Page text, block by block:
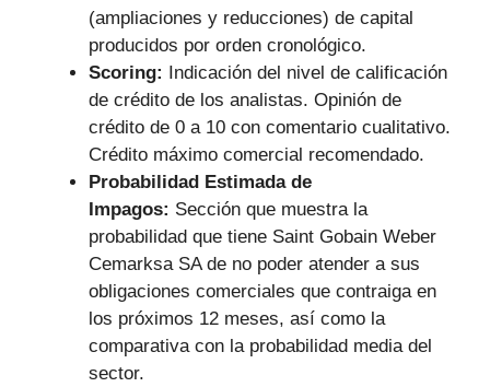
(ampliaciones y reducciones) de capital
producidos por orden cronológico.
Scoring: Indicación del nivel de calificación
de crédito de los analistas. Opinión de
crédito de 0 a 10 con comentario cualitativo.
Crédito máximo comercial recomendado.
Probabilidad Estimada de
Impagos: Sección que muestra la
probabilidad que tiene Saint Gobain Weber
Cemarksa SA de no poder atender a sus
obligaciones comerciales que contraiga en
los próximos 12 meses, así como la
comparativa con la probabilidad media del
sector.